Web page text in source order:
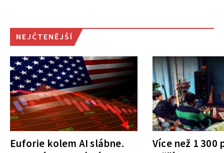
NEJČTENĚJŠÍ
Euforie kolem AI slábne.
Více než 1